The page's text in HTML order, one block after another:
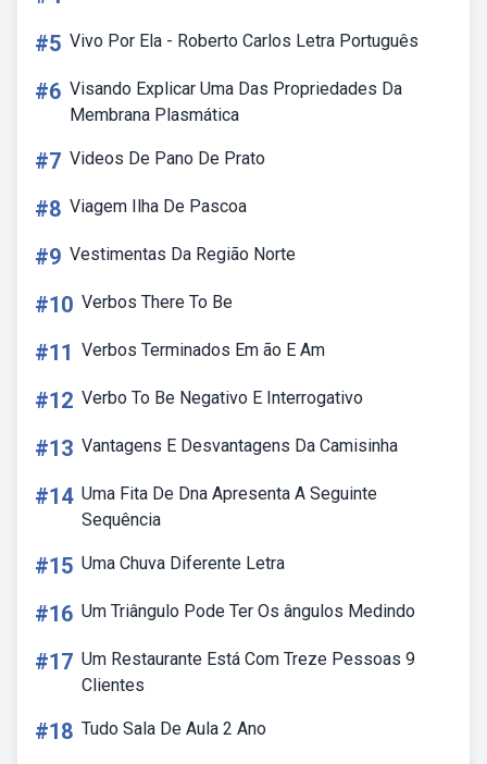
#5 Vivo Por Ela - Roberto Carlos Letra Português
#6 Visando Explicar Uma Das Propriedades Da
Membrana Plasmática
#7 Videos De Pano De Prato
#8 Viagem Ilha De Pascoa
#9 Vestimentas Da Região Norte
#10 Verbos There To Be
#11 Verbos Terminados Em ão E Am
#12 Verbo To Be Negativo E Interrogativo
#13 Vantagens E Desvantagens Da Camisinha
#14 Uma Fita De Dna Apresenta A Seguinte
Sequência
#15 Uma Chuva Diferente Letra
#16 Um Triângulo Pode Ter Os ângulos Medindo
#17 Um Restaurante Está Com Treze Pessoas 9
Clientes
#18 Tudo Sala De Aula 2 Ano